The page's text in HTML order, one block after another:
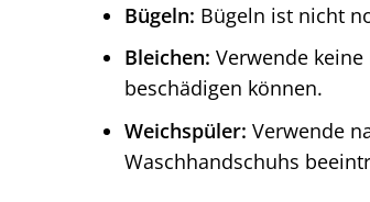
Bügeln: Bügeln ist nicht
Bleichen: Verwende
beschädigen können.
Weichspüler: Verwende
Waschhandschuhs